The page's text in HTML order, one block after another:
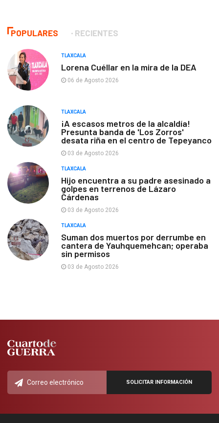
POPULARES RECIENTES
TLAXCALA
Lorena Cuéllar en la mira de la DEA
06 de Agosto 2026
TLAXCALA
¡A escasos metros de la alcaldía!
Presunta banda de 'Los Zorros'
desata riña en el centro de Tepeyanco
03 de Agosto 2026
TLAXCALA
Hijo encuentra a su padre asesinado a
golpes en terrenos de Lázaro
Cárdenas
03 de Agosto 2026
TLAXCALA
Suman dos muertos por derrumbe en
cantera de Yauhquemehcan; operaba
sin permisos
03 de Agosto 2026